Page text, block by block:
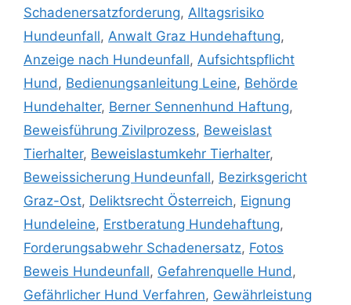
Schadenersatzforderung, Alltagsrisiko
Hundeunfall, Anwalt Graz Hundehaftung,
Anzeige nach Hundeunfall, Aufsichtspflicht
Hund, Bedienungsanleitung Leine, Behörde
Hundehalter, Berner Sennenhund Haftung,
Beweisführung Zivilprozess, Beweislast
Tierhalter, Beweislastumkehr Tierhalter,
Beweissicherung Hundeunfall, Bezirksgericht
Graz-Ost, Deliktsrecht Österreich, Eignung
Hundeleine, Erstberatung Hundehaftung,
Forderungsabwehr Schadenersatz, Fotos
Beweis Hundeunfall, Gefahrenquelle Hund,
Gefährlicher Hund Verfahren, Gewährleistung